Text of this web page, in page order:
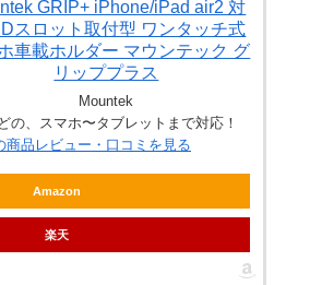
GRIP+ iPhone/iPad air2 対
スロット取付型 ワンタッチ式
車載ホルダー マウンテック グ
リッププラス
Mountek
の、スマホ〜タブレットまで対応！
商品レビュー・口コミを見る
Amazon
楽天